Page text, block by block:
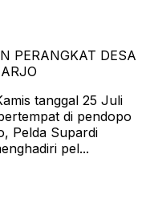
tanggal 25 Juli
di pendopo
Pelda Supardi
pel...